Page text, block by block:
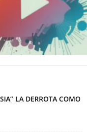
LA DERROTA COMO